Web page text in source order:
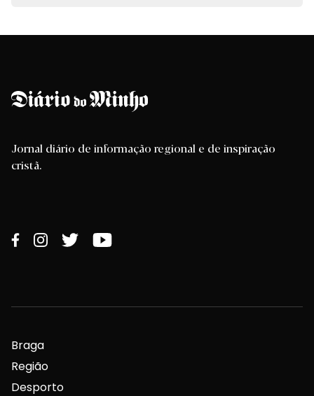
Jornal diário de informação regional e de inspiração
cristã.
Braga
Região
Desporto